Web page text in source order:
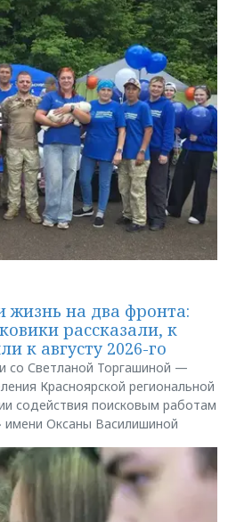
жизнь на два фронта:
рассказали, к
к августу 2026-го
со Светланой Торгашиной —
Красноярской региональной
содействия поисковым работам
имени Оксаны Василишиной